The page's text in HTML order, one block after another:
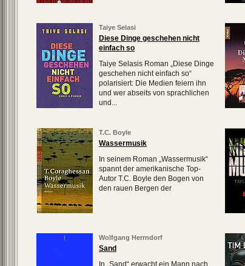
Taiye Selasi
Diese Dinge geschehen nicht
einfach so
Taiye Selasis Roman „Diese Dinge
geschehen nicht einfach so“
polarisiert: Die Medien feiern ihn
und wer abseits von sprachlichen
und...
T.C. Boyle
Wassermusik
In seinem Roman „Wassermusik“
spannt der amerikanische Top-
Autor T.C. Boyle den Bogen von
den rauen Bergen der
Wolfgang Herrndorf
Sand
In „Sand“ erwacht ein Mann nach